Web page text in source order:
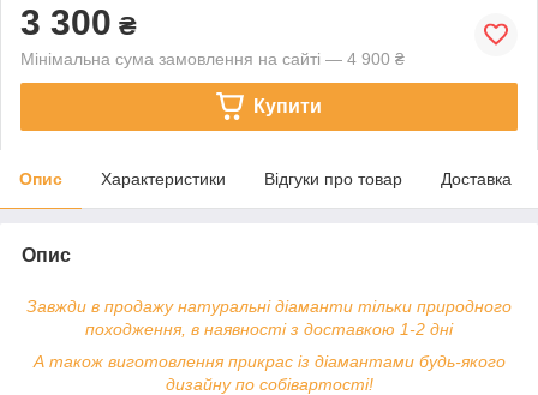
3 300 ₴
Мінімальна сума замовлення на сайті — 4 900 ₴
Купити
Опис Характеристики Відгуки про товар Доставка
Опис
Завжди в продажу натуральні діаманти тільки природного
походження, в наявності з доставкою 1-2 дні
А також виготовлення прикрас із діамантами будь-якого
дизайну по собівартості!